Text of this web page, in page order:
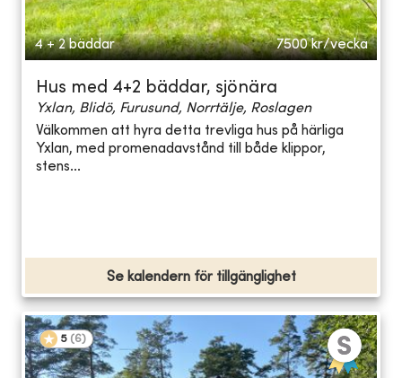
4 + 2 bäddar 7500 kr/vecka
Hus med 4+2 bäddar, sjönära
Yxlan, Blidö, Furusund, Norrtälje, Roslagen
Välkommen att hyra detta trevliga hus på härliga
Yxlan, med promenadavstånd till både klippor,
stens...
Se kalendern för tillgänglighet
5 (6)